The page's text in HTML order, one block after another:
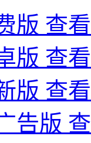
版 查
版 查
版 查
告版